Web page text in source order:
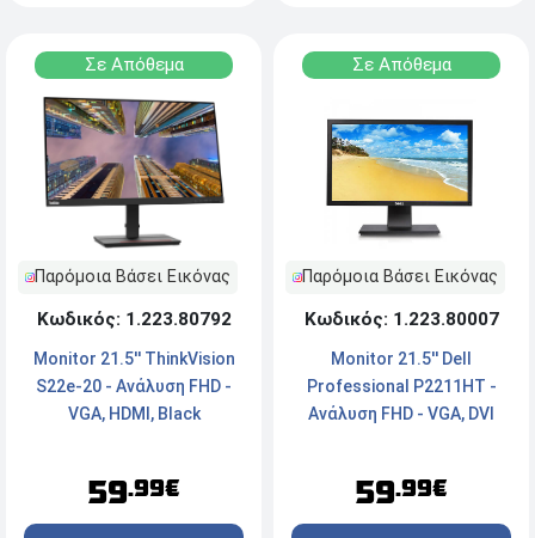
Σε Απόθεμα
Παρόμοια Βάσει Εικόνας
Κωδικός: 1.223.80792
Monitor 21.5'' ThinkVision
S22e-20 - Ανάλυση FHD -
VGA, HDMI, Βlack
59.99€
Σε Απόθεμα
Παρόμοια Βάσει Εικόνας
Κωδικός: 1.223.80007
Monitor 21.5'' Dell
Professional P2211HT -
Ανάλυση FHD - VGA, DVI
59.99€